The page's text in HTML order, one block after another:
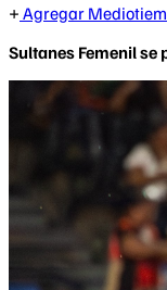
Agregar
Sultanes Femenil se